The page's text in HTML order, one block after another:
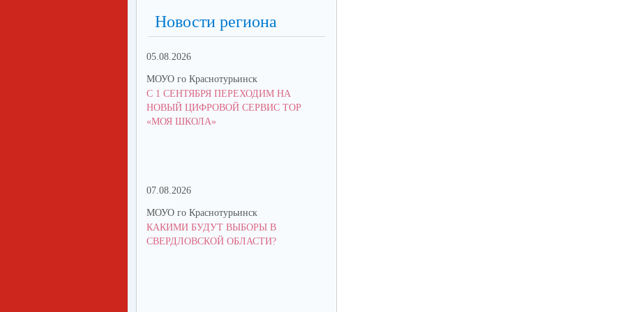
Новости региона
05.08.2026
МОУО го Краснотурьинск
С 1 СЕНТЯБРЯ ПЕРЕХОДИМ НА
НОВЫЙ ЦИФРОВОЙ СЕРВИС ТОР
«МОЯ ШКОЛА»
07.08.2026
МОУО го Краснотурьинск
КАКИМИ БУДУТ ВЫБОРЫ В
СВЕРДЛОВСКОЙ ОБЛАСТИ?